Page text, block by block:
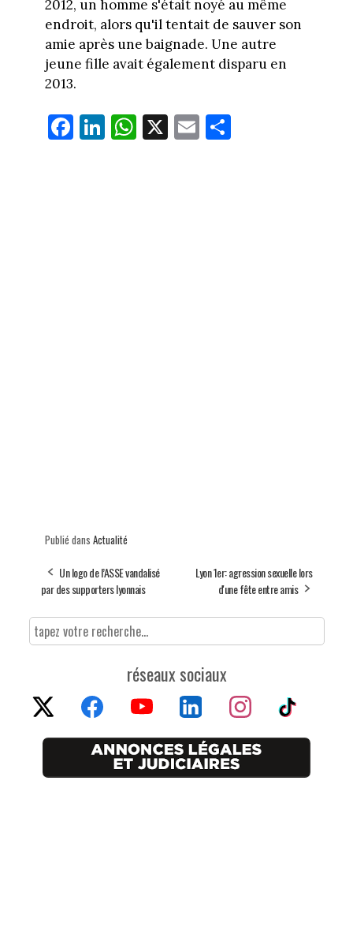
2012, un homme s'était noyé au même
endroit, alors qu'il tentait de sauver son
amie après une baignade. Une autre
jeune fille avait également disparu en
2013.
Fa
ce
Li
nk
W
ha
X E
m
Pa
rt
Publié dans Actualité
Un logo de l’ASSE vandalisé
par des supporters lyonnais
Lyon 1er: agression sexuelle lors
d'une fête entre amis
réseaux sociaux